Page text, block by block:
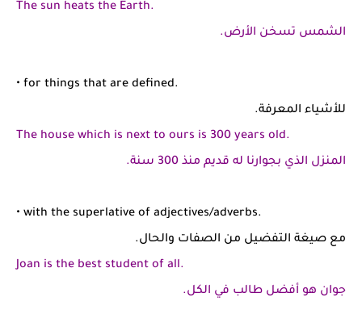
The sun heats the Earth.
الشمس تسخن الأرض.
• for things that are defined.
للأشياء المعرفة.
The house which is next to ours is 300 years old.
المنزل الذي بجوارنا له قديم منذ 300 سنة.
• with the superlative of adjectives/adverbs.
مع صيغة التفضيل من الصفات والحال.
Joan is the best student of all.
جوان هو أفضل طالب في الكل.